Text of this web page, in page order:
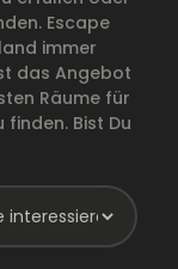
Escape
immer
das Angebot
Räume für
finden. Bist Du